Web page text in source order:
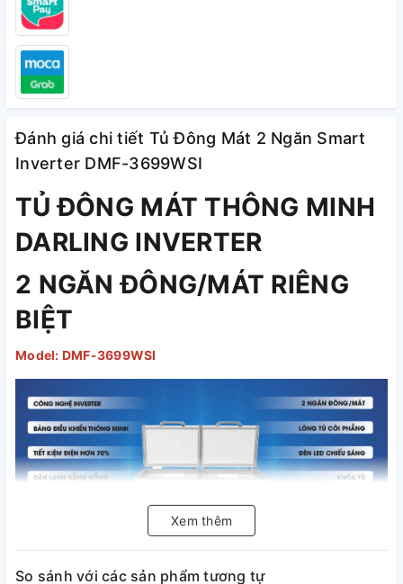
Đánh giá chi tiết Tủ Đông Mát 2 Ngăn Smart
Inverter DMF-3699WSI
TỦ ĐÔNG MÁT THÔNG MINH
DARLING INVERTER
2 NGĂN ĐÔNG/MÁT RIÊNG
BIỆT
Model: DMF-3699WSI
Xem thêm
So sánh với các sản phẩm tương tự